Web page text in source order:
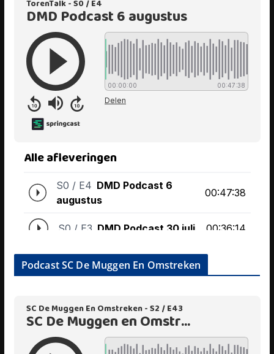
Podcast SC De Muggen En Omstreken